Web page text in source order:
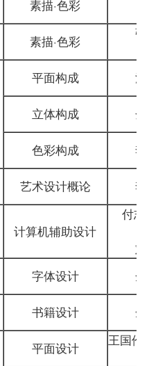
素描·色彩
素描·色彩
平面构成
立体构成
色彩构成
艺术设计概论
计算机辅助设计
付志
字体设计
书籍设计
平面设计
王国伦